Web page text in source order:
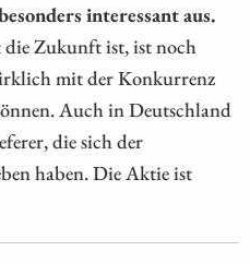
interessant aus.
Zukunft ist, ist noch
mit der Konkurrenz
Auch in Deutschland
die sich der
haben. Die Aktie ist